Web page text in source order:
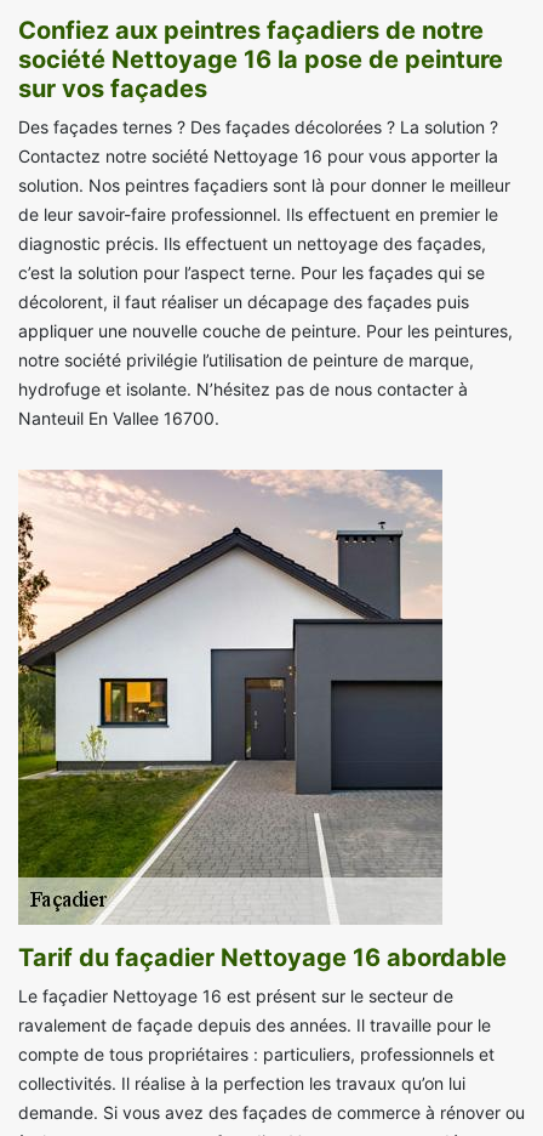
Confiez aux peintres façadiers de notre
société Nettoyage 16 la pose de peinture
sur vos façades
Des façades ternes ? Des façades décolorées ? La solution ?
Contactez notre société Nettoyage 16 pour vous apporter la
solution. Nos peintres façadiers sont là pour donner le meilleur
de leur savoir-faire professionnel. Ils effectuent en premier le
diagnostic précis. Ils effectuent un nettoyage des façades,
c’est la solution pour l’aspect terne. Pour les façades qui se
décolorent, il faut réaliser un décapage des façades puis
appliquer une nouvelle couche de peinture. Pour les peintures,
notre société privilégie l’utilisation de peinture de marque,
hydrofuge et isolante. N’hésitez pas de nous contacter à
Nanteuil En Vallee 16700.
Tarif du façadier Nettoyage 16 abordable
Le façadier Nettoyage 16 est présent sur le secteur de
ravalement de façade depuis des années. Il travaille pour le
compte de tous propriétaires : particuliers, professionnels et
collectivités. Il réalise à la perfection les travaux qu’on lui
demande. Si vous avez des façades de commerce à rénover ou